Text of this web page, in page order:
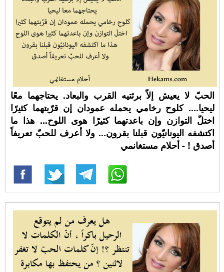
الحبّ لا يعيش إلاّ برئتيه القرب والبعاد. يحتاجهما معًا
ليحيا.... كلوح رخامي يحمله عمودان إن قرّبتهما كثيرًا
اختلّ التوازن وإن باعدتهما كثيرًا هوى اللوح... هذا ما
اكتشفه اليونانيّون قبلنا بقرون... ولا أعرف للحبّ تعريفاً
أصدق ! - أحلام مستغانمي